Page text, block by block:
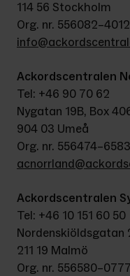
114 56 Stockholm
Org. nr.
Ackordscentralen
Tel: +46 90 70 62
Nygatan 19B, Box
904 03 Umeå
Org. nr. 556474–6583
Ackordscentralen
Tel: +46 10 151 60 50
Nordenskiöldsgatan
211 19 Malmö
Org. nr. 556580–0777